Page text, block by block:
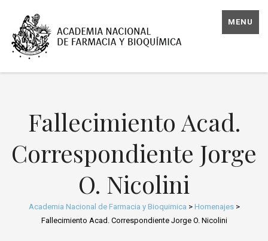
MENU
Fallecimiento Acad.
Correspondiente Jorge
O. Nicolini
Academia Nacional de Farmacia y Bioquimica > Homenajes>
Fallecimiento Acad. Correspondiente Jorge O. Nicolini